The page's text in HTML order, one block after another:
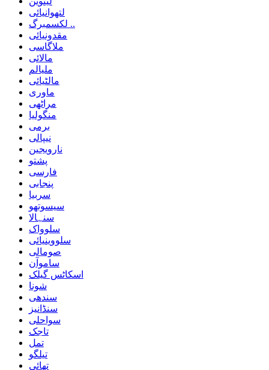
لتھوانیائی
لکسمبرگ ..
مقدونیائی
ملاگاسی
مالائی
ملیالم
مالٹیائی
ماوری
مراٹھی
منگولیا
برمی
نیپالی
نارویجین
پشتو
فارسی
پنجابی
سربیا
سیسوتھو
سنہالا
سلوواک
سلووینیائی
صومالی
ساموآن
اسکاٹس گیلک
شونا
سندھی
سنڈانیز
سواحلی
تاجک
تمل
تیلگو
تھائی